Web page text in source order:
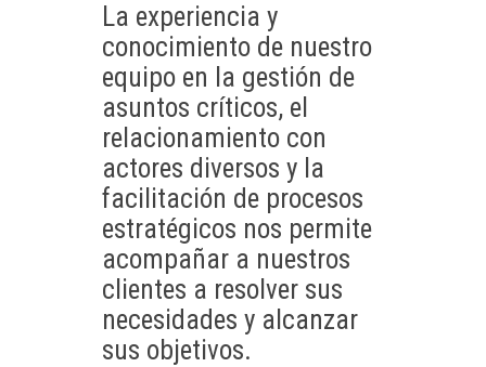
La experiencia y
conocimiento de nuestro
equipo en la gestión de
asuntos críticos, el
relacionamiento con
actores diversos y la
facilitación de procesos
estratégicos nos permite
acompañar a nuestros
clientes a resolver sus
necesidades y alcanzar
sus objetivos.